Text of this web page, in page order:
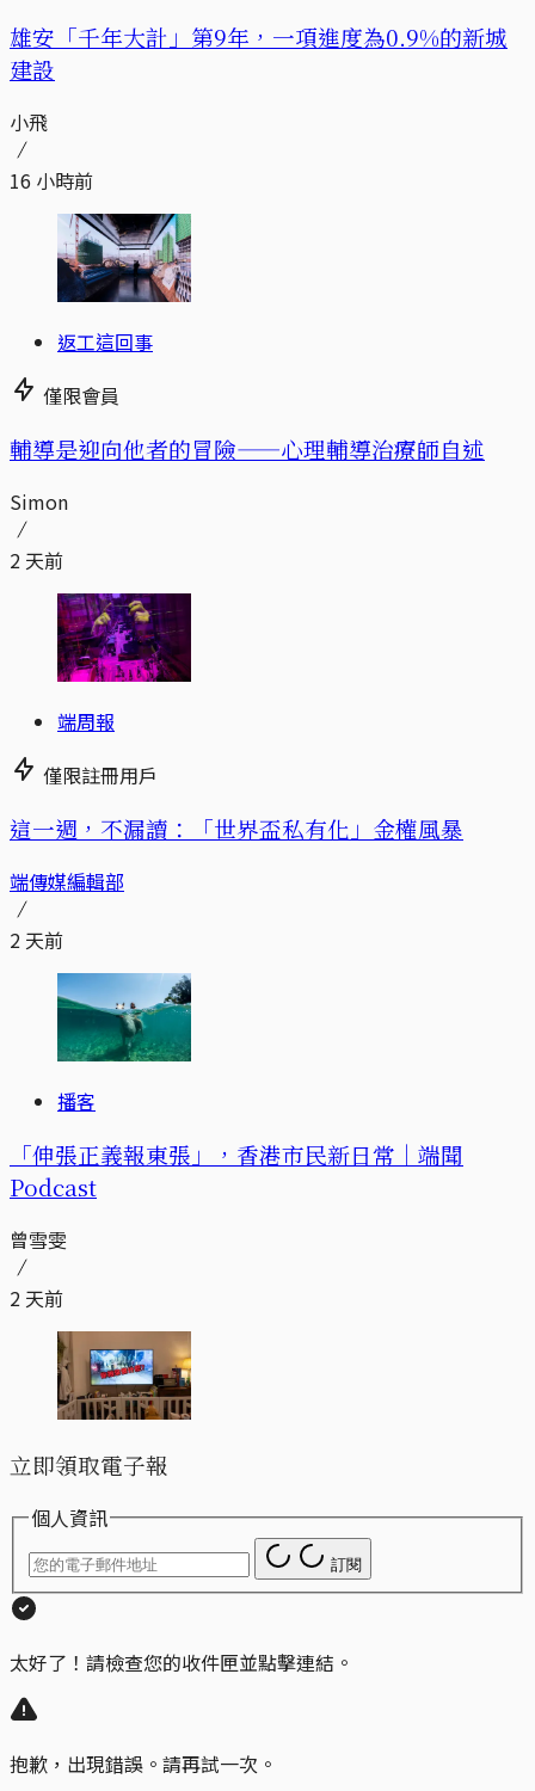
​​雄安「千年大計」第9年，一項進度為0.9%的新城
建設
小飛
16 小時前
返工這回事
僅限會員
輔導是迎向他者的冒險——心理輔導治療師自述
Simon
2 天前
端周報
僅限註冊用戶
這一週，不漏讀：「世界盃私有化」金權風暴
端傳媒編輯部
2 天前
播客
「伸張正義報東張」，香港市民新日常｜端聞
Podcast
曾雪雯
2 天前
立即領取電子報
個人資訊
訂閱
太好了！請檢查您的收件匣並點擊連結。
抱歉，出現錯誤。請再試一次。